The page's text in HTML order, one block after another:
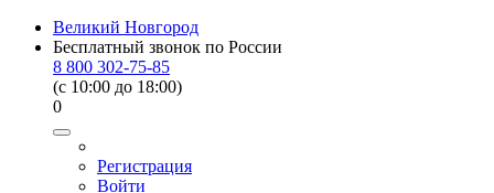
Великий Новгород
Бесплатный звонок по России
8 800 302-75-85
(c 10:00 до 18:00)
0
Регистрация
Войти